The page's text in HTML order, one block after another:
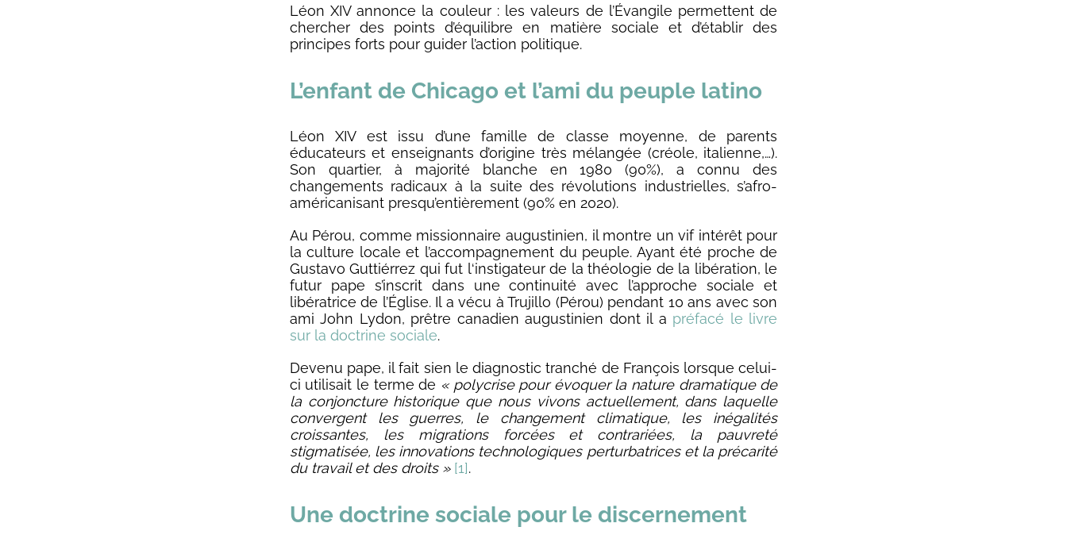
Léon XIV annonce la couleur : les valeurs de l’Évangile permettent de
chercher des points d’équilibre en matière sociale et d’établir des
principes forts pour guider l’action politique.
L’enfant de Chicago et l’ami du peuple latino
Léon XIV est issu d’une famille de classe moyenne, de parents
éducateurs et enseignants d’origine très mélangée (créole, italienne,…).
Son quartier, à majorité blanche en 1980 (90%), a connu des
changements radicaux à la suite des révolutions industrielles, s’afro-
américanisant presqu’entièrement (90% en 2020).
Au Pérou, comme missionnaire augustinien, il montre un vif intérêt pour
la culture locale et l’accompagnement du peuple. Ayant été proche de
Gustavo Guttiérrez qui fut l‘instigateur de la théologie de la libération, le
futur pape s’inscrit dans une continuité avec l’approche sociale et
libératrice de l’Église. Il a vécu à Trujillo (Pérou) pendant 10 ans avec son
ami John Lydon, prêtre canadien augustinien dont il a préfacé le livre
sur la doctrine sociale.
Devenu pape, il fait sien le diagnostic tranché de François lorsque celui-
ci utilisait le terme de « polycrise pour évoquer la nature dramatique de
la conjoncture historique que nous vivons actuellement, dans laquelle
convergent les guerres, le changement climatique, les inégalités
croissantes, les migrations forcées et contrariées, la pauvreté
stigmatisée, les innovations technologiques perturbatrices et la précarité
du travail et des droits » [1].
Une doctrine sociale pour le discernement